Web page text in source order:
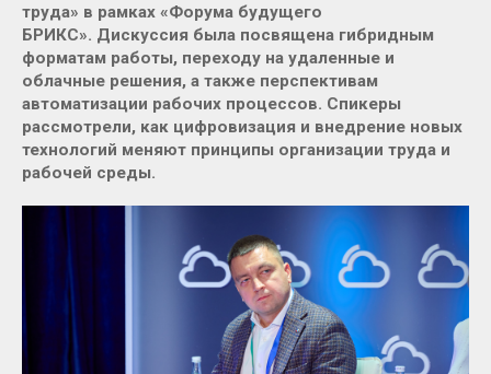
труда» в рамках «Форума будущего
БРИКС». Дискуссия была посвящена гибридным
форматам работы, переходу на удаленные и
облачные решения, а также перспективам
автоматизации рабочих процессов. Спикеры
рассмотрели, как цифровизация и внедрение новых
технологий меняют принципы организации труда и
рабочей среды.